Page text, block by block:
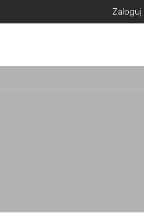
Zaloguj